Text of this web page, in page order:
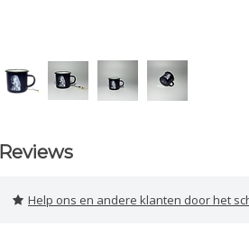
Reviews
Help ons en andere klanten door het